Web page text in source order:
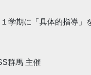
学期に「具体的指導」
群馬 主催